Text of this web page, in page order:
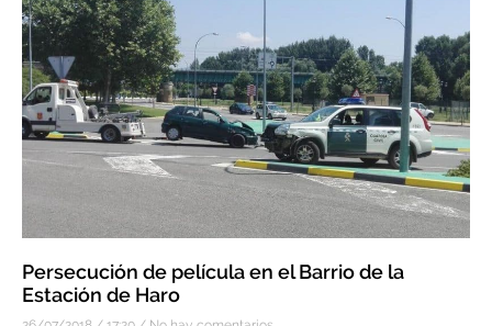
Persecución de película en el Barrio de la
Estación de Haro